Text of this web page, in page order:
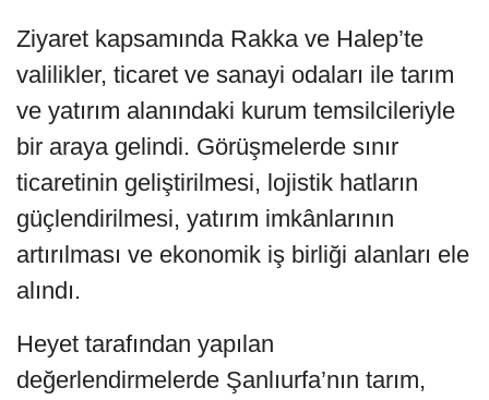
Ziyaret kapsamında Rakka ve Halep’te
valilikler, ticaret ve sanayi odaları ile tarım
ve yatırım alanındaki kurum temsilcileriyle
bir araya gelindi. Görüşmelerde sınır
ticaretinin geliştirilmesi, lojistik hatların
güçlendirilmesi, yatırım imkânlarının
artırılması ve ekonomik iş birliği alanları ele
alındı.
Heyet tarafından yapılan
değerlendirmelerde Şanlıurfa’nın tarım,